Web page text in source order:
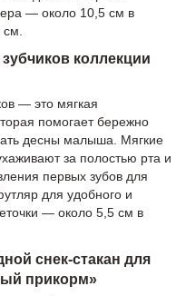
— около 10,5 см в
коллекции
— это мягкая
помогает бережно
десны малыша. Мягкие
за полостью рта и
первых зубов для
для удобного и
— около 5,5 см в
снек-стакан для
прикорм»